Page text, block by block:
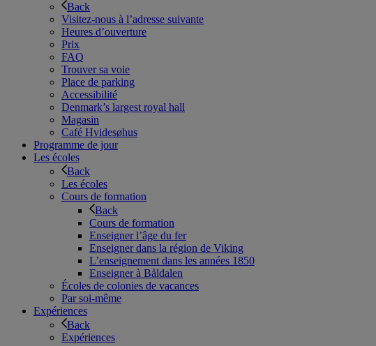
Back
Visitez-nous à l’adresse suivante
Heures d’ouverture
Prix
FAQ
Trouver sa voie
Place de parking
Accessibilité
Denmark’s largest royal hall
Magasin
Café Hvidesøhus
Programme de jour
Les écoles
Back
Les écoles
Cours de formation
Back
Cours de formation
Enseigner l’âge du fer
Enseigner dans la région de Viking
L’enseignement dans les années 1850
Enseigner à Båldalen
Écoles de colonies de vacances
Par soi-même
Expériences
Back
Expériences